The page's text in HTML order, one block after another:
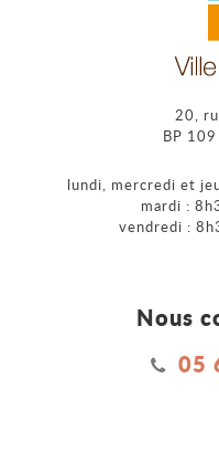
20,
BP
lundi, mercredi et
mardi :
vendredi :
Nous
05